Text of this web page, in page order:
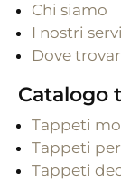
Chi siamo
I nostri
Dove
Catalogo
Tappeti
Tappeti
Tappeti